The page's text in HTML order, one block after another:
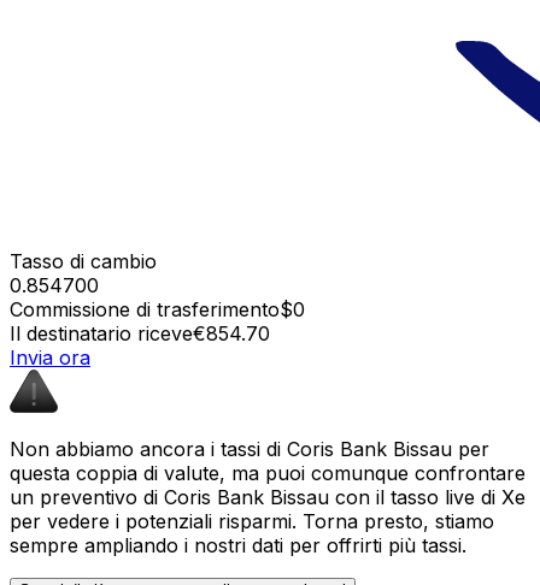
Tasso di cambio
0.854700
Commissione di trasferimento$0
Il destinatario riceve€854.70
Invia ora
Non abbiamo ancora i tassi di Coris Bank Bissau per
questa coppia di valute, ma puoi comunque confrontare
un preventivo di Coris Bank Bissau con il tasso live di Xe
per vedere i potenziali risparmi. Torna presto, stiamo
sempre ampliando i nostri dati per offrirti più tassi.